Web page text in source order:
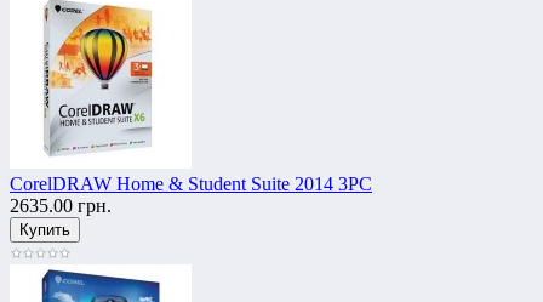
CorelDRAW Home & Student Suite 2014 3PC
2635.00 грн.